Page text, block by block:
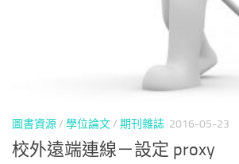
圖書資源/ 學位論文/ 期刊雜誌 2016-05-23
校外遠端連線－設定 proxy